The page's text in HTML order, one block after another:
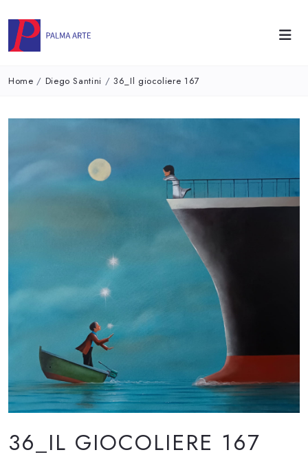
Home / Diego Santini / 36_Il giocoliere 167
36_IL GIOCOLIERE 167